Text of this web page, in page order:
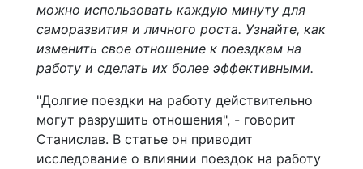
можно использовать каждую минуту для
саморазвития и личного роста. Узнайте, как
изменить свое отношение к поездкам на
работу и сделать их более эффективными.
"Долгие поездки на работу действительно
могут разрушить отношения", - говорит
Станислав. В статье он приводит
исследование о влиянии поездок на работу